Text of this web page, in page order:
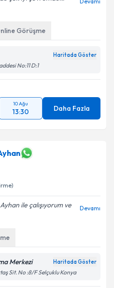
Görüşme
Haritada Göster
No:11 D:1
10 Ağu
13:30 Daha Fazla
ile çalışıyorum ve
Devamı
Merkezi Haritada Göster
Sit. No :8/F Selçuklu Konya